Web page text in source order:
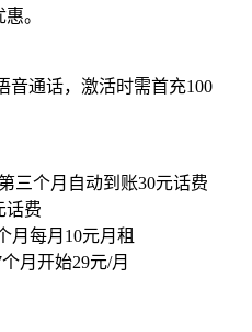
。
音通话，激活时需首充100
三个月自动到账30元话费
话费
月每月10元月租
月开始29元/月